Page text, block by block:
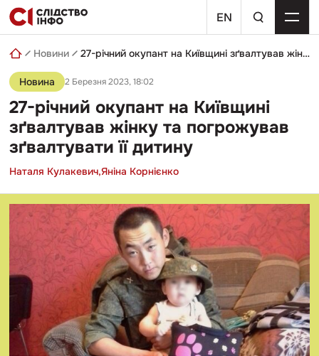
Skip
to
content
EN
пошуковий
запит
Новини 27-річний окупант на Київщині зґвалтував жінку та погрожував зґвалтувати її дитину
Новина 2 Березня 2023, 18:02
27-річний окупант на Київщині
зґвалтував жінку та погрожував
зґвалтувати її дитину
Наталя Кулакевич,Яніна Корнієнко